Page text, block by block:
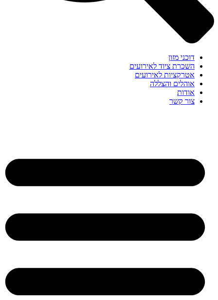
דוכני מזון
השכרת ציוד לאירועים
אטרקציות לאירועים
אוהלים והצללה
אודות
צור קשר